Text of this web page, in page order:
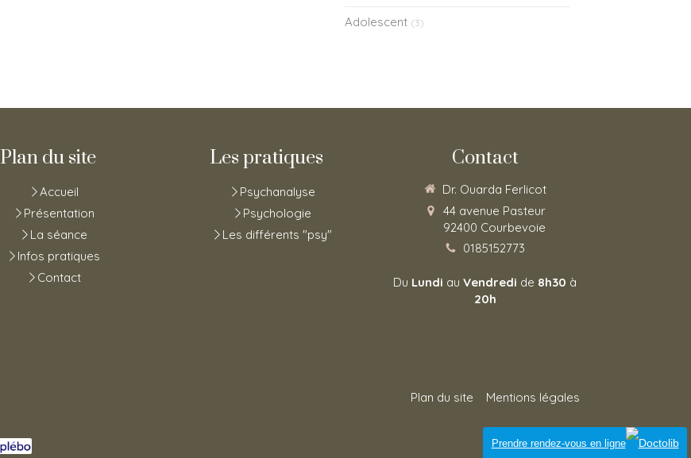
Adolescent (3)
Plan du site
Accueil
Présentation
La séance
Infos pratiques
Contact
Les pratiques
Psychanalyse
Psychologie
Les différents "psy"
Contact
Dr. Ouarda Ferlicot
44 avenue Pasteur
92400 Courbevoie
0185152773
Du Lundi au Vendredi de 8h30 à
20h
Plan du site
Mentions légales
Connexion
Prendre rendez-vous en ligne